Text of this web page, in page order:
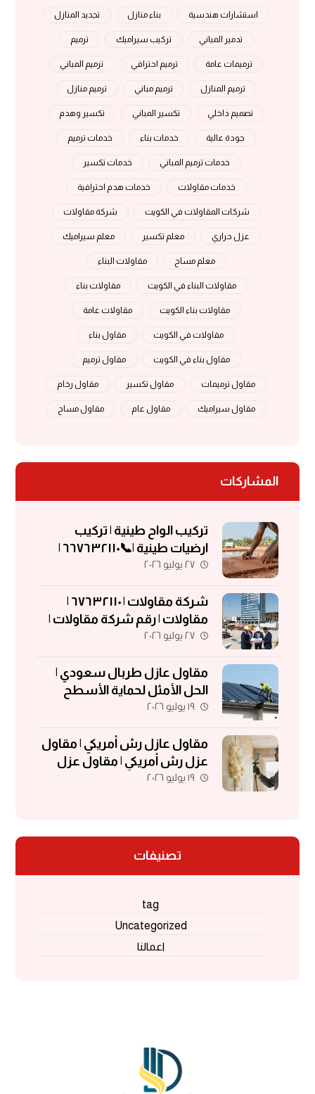
استشارات هندسية بناء منازل تجديد المنازل
تدمير المباني تركيب سيراميك ترميم
ترميمات عامة ترميم احترافي ترميم المباني
ترميم المنازل ترميم مباني ترميم منازل
تصميم داخلي تكسير المباني تكسير وهدم
جودة عالية خدمات بناء خدمات ترميم
خدمات ترميم المباني خدمات تكسير
خدمات مقاولات خدمات هدم احترافية
شركات المقاولات في الكويت شركة مقاولات
عزل حراري معلم تكسير معلم سيراميك
معلم مساح مقاولات البناء
مقاولات البناء في الكويت مقاولات بناء
مقاولات بناء الكويت مقاولات عامة
مقاولات في الكويت مقاول بناء
مقاول بناء في الكويت مقاول ترميم
مقاول ترميمات مقاول تكسير مقاول رخام
مقاول سيراميك مقاول عام مقاول مساح
المشاركات
تركيب الواح طينية | تركيب
ارضيات طينية |📞٦٦٧٦٣٢١١٠ |
الواح طينية | معلم تركيب الواح
٢٧ يوليو ٢٠٢٦
شركة مقاولات | ٦٧٦٣٢١١٠ |
مقاولات | رقم شركة مقاولات |
مقاولات الكويت
٢٧ يوليو ٢٠٢٦
مقاول عازل طربال سعودي |
الحل الأمثل لحماية الأسطح
والمباني
١٩ يوليو ٢٠٢٦
مقاول عازل رش أمريكي | مقاول
عزل رش أمريكي | مقاول عزل
فوم | مقاول فوم أمريكي
١٩ يوليو ٢٠٢٦
تصنيفات
tag
Uncategorized
اعمالنا